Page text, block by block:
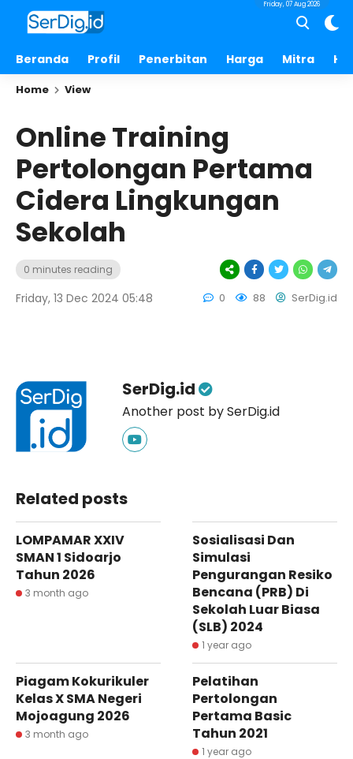
Beranda Profil Penerbitan Harga Mitra
Friday, 07 Aug 2026
Home View
Online Training
Pertolongan Pertama
Cidera Lingkungan
Sekolah
0 minutes reading
Friday, 13 Dec 2024 05:48 0 88 SerDig.id
SerDig.id
Another post by SerDig.id
Related posts
LOMPAMAR XXIV
SMAN 1 Sidoarjo
Tahun 2026
3 month ago
Sosialisasi Dan
Simulasi
Pengurangan Resiko
Bencana (PRB) Di
Sekolah Luar Biasa
(SLB) 2024
1 year ago
Piagam Kokurikuler
Kelas X SMA Negeri
Mojoagung 2026
3 month ago
Pelatihan
Pertolongan
Pertama Basic
Tahun 2021
1 year ago